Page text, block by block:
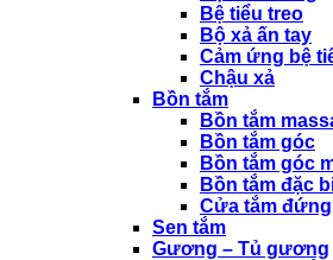
Bệ tiểu treo
Bộ xả ấn tay
Cảm ứng bệ
Chậu xả
Bồn tắm
Bồn tắm
Bồn tắm góc
Bồn tắm góc
Bồn tắm đặc
Cửa tắm đứng
Sen tắm
Gương – Tủ gương